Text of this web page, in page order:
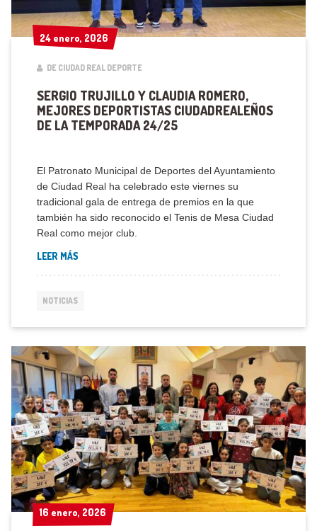
24 enero, 2026
24 enero, 2026
DE CIUDAD REAL DEPORTE
SERGIO TRUJILLO Y CLAUDIA ROMERO,
MEJORES DEPORTISTAS CIUDADREALEÑOS
DE LA TEMPORADA 24/25
El Patronato Municipal de Deportes del Ayuntamiento
de Ciudad Real ha celebrado este viernes su
tradicional gala de entrega de premios en la que
también ha sido reconocido el Tenis de Mesa Ciudad
Real como mejor club.
LEER MÁS
NOTICIAS
16 enero, 2026
16 enero, 2026